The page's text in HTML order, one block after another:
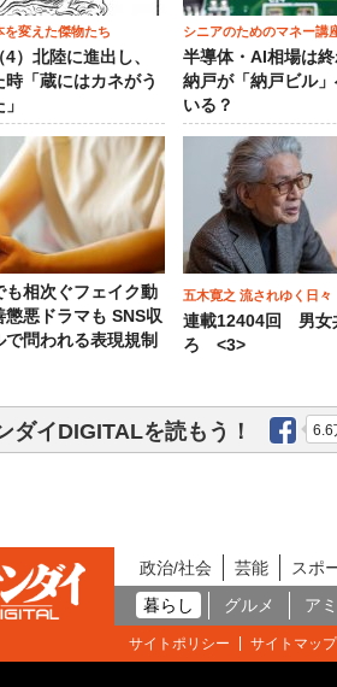
を変えた傑物たち
）北陸に進出し、
時「蔵にはカネがう
シニアのためのマネー講
半導体・AI相場は終
納戸が「納戸ビル
いる？
も相次ぐフェイク動
懲悪ドラマも SNS収
で問われる表現規制
五木寛之 流されゆく日々
連載12404回 男女
ろ <3>
ダイDIGITALを読もう！ 6.6
政治/社会 芸能 スポ
暮らし
グルメ ア
サイトポリシー サイトマップ